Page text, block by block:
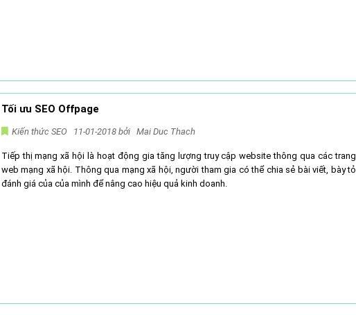
Tối ưu SEO Offpage
Kiến thức SEO 11-01-2018 bởi Mai Duc Thach
Tiếp thị mạng xã hội là hoạt động gia tăng lượng truy cập website thông qua các trang
web mạng xã hội. Thông qua mạng xã hội, người tham gia có thể chia sẻ bài viết, bày tỏ
đánh giá của của mình để nâng cao hiệu quả kinh doanh.